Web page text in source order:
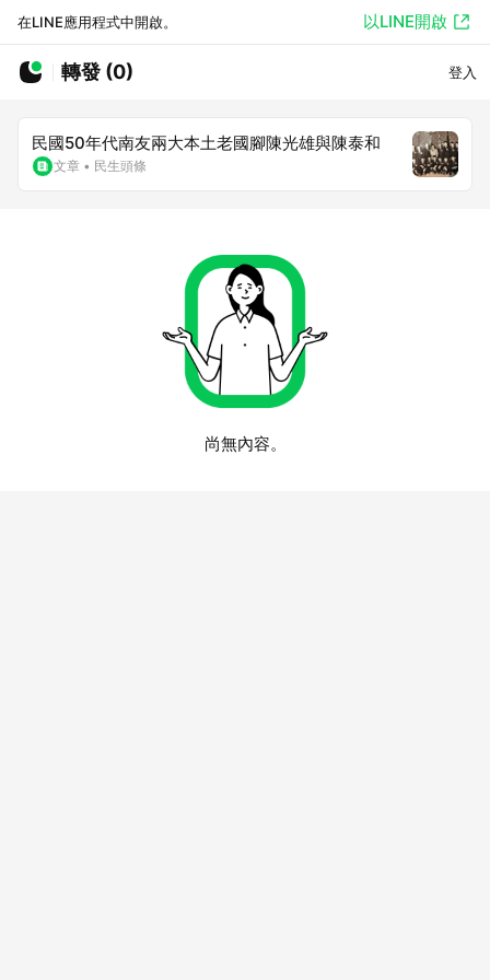
在LINE應用程式中開啟。 以LINE開啟
轉發 (0) 登入
民國50年代南友兩大本土老國腳陳光雄與陳泰和
文章 • 民生頭條
尚無內容。